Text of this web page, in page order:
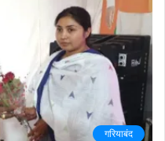
गरियाबंद